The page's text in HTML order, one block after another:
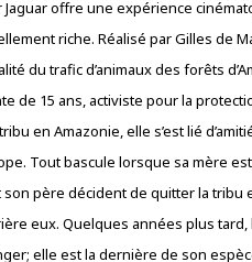
Jaguar offre une expérience
riche. Réalisé par Gilles de
du trafic d’animaux des forêts
de 15 ans, activiste pour la
en Amazonie, elle s’est lié
Tout bascule lorsque sa mère
son père décident de quitter la tribu
eux. Quelques années plus
elle est la dernière de son